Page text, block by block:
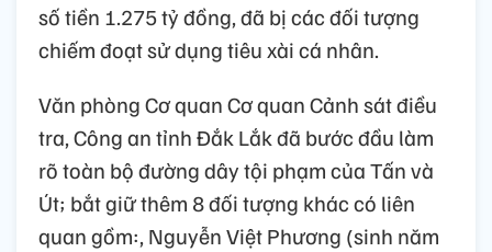
số tiền 1.275 tỷ đồng, đã bị các đối tượng
chiếm đoạt sử dụng tiêu xài cá nhân.
Văn phòng Cơ quan Cơ quan Cảnh sát điều
tra, Công an tỉnh Đắk Lắk đã bước đầu làm
rõ toàn bộ đường dây tội phạm của Tấn và
Út; bắt giữ thêm 8 đối tượng khác có liên
quan gồm:, Nguyễn Việt Phương (sinh năm